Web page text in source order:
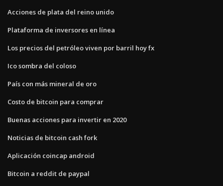
Acciones de plata del reino unido
Plataforma de inversores en línea
Los precios del petróleo viven por barril hoy fx
Ico sombra del coloso
País con más mineral de oro
Costo de bitcoin para comprar
Buenas acciones para invertir en 2020
Noticias de bitcoin cash fork
Aplicación coincap android
Bitcoin a reddit de paypal